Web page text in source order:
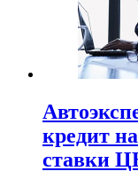
кредит
ставки